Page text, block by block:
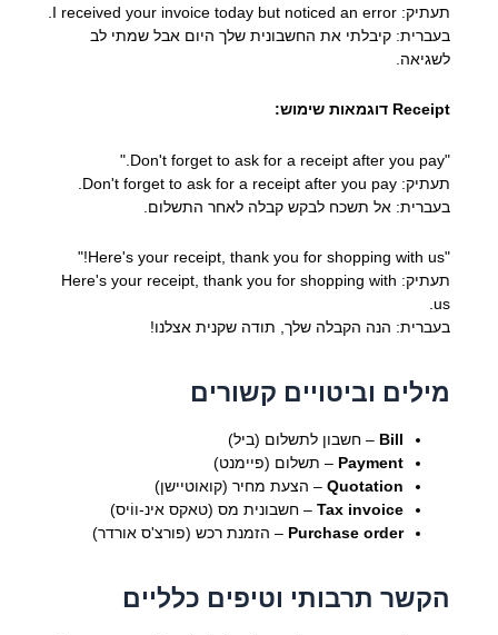
תעתיק: I received your invoice today but noticed an error.
בעברית: קיבלתי את החשבונית שלך היום אבל שמתי לב
לשגיאה.
Receipt דוגמאות שימוש:
"Don't forget to ask for a receipt after you pay."
תעתיק: Don't forget to ask for a receipt after you pay.
בעברית: אל תשכח לבקש קבלה לאחר התשלום.
"Here's your receipt, thank you for shopping with us!"
תעתיק: Here's your receipt, thank you for shopping with
us.
בעברית: הנה הקבלה שלך, תודה שקנית אצלנו!
מילים וביטויים קשורים
Bill – חשבון לתשלום (ביל)
Payment – תשלום (פיימנט)
Quotation– הצעת מחיר (קואוטיישן)
Tax invoice– חשבונית מס (טאקס אינ-ווֹיס)
Purchase order – הזמנת רכש (פורצ'ס אורדר)
הקשר תרבותי וטיפים כלליים